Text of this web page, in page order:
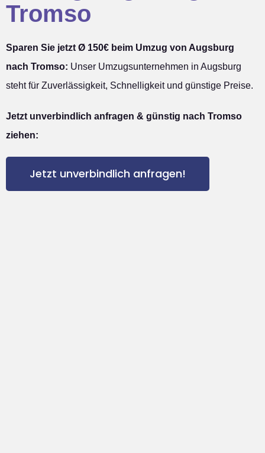
Tromso
Sparen Sie jetzt Ø 150€ beim Umzug von Augsburg
nach Tromso: Unser Umzugsunternehmen in Augsburg
steht für Zuverlässigkeit, Schnelligkeit und günstige Preise.
Jetzt unverbindlich anfragen & günstig nach Tromso
ziehen:
Jetzt unverbindlich anfragen!